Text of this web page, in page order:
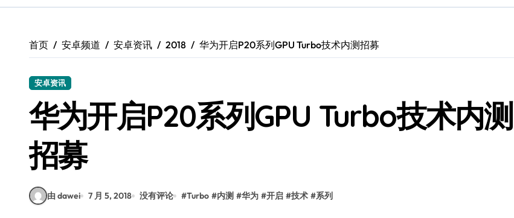
数码小白福音！荣耀ROBOT PHONE，智能资讯一手掌控！
数码小白必看！iPhone 17e性能配置大升级，速来围观！
数码小白福音！荣耀WIN资讯全掌控，手机管家助我快人一步！
首页 安卓频道 安卓资讯 2018 华为开启P20系列GPU Turbo技术内测招募
安卓资讯
华为开启P20系列GPU Turbo技术内测
招募
由 dawei 7 月 5, 2018 没有评论 #Turbo #内测 #华为 #开启 #技术 #系列